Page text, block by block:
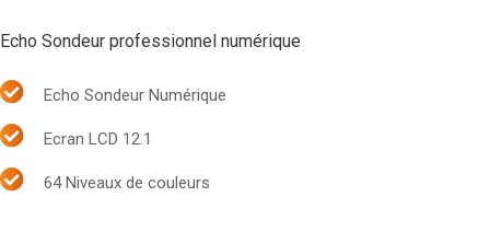
Echo Sondeur professionnel numérique
Echo Sondeur Numérique
Ecran LCD 12.1
64 Niveaux de couleurs